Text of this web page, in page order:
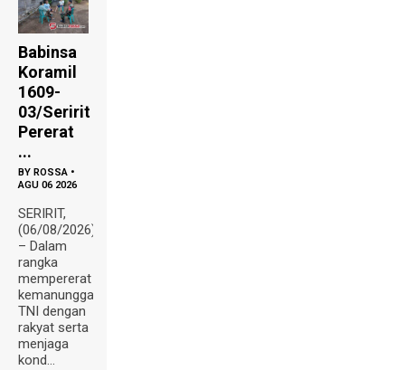
Babinsa
Koramil
1609-
03/Seririt
Pererat
...
BY ROSSA •
AGU 06 2026
SERIRIT,
(06/08/2026)
– Dalam
rangka
mempererat
kemanunggalan
TNI dengan
rakyat serta
menjaga
kond...